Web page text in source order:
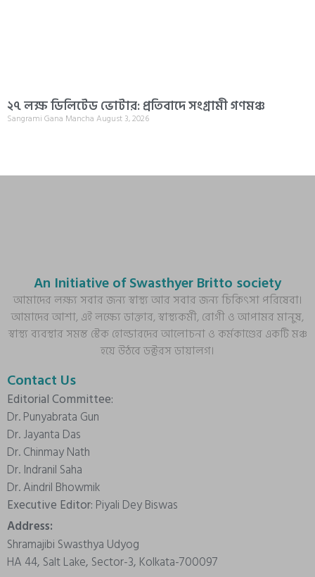
২৭ লক্ষ ডিলিটেড ভোটার: প্রতিবাদে সংগ্রামী গণমঞ্চ
Sangrami Gana Mancha August 3, 2026
An Initiative of Swasthyer Britto society
আমাদের লক্ষ্য সবার জন্য স্বাস্থ্য আর সবার জন্য চিকিৎসা পরিষেবা।
আমাদের আশা, এই লক্ষ্যে ডাক্তার, স্বাস্থ্যকর্মী, রোগী ও আপামর মানুষ,
স্বাস্থ্য ব্যবস্থার সমস্ত স্টেক হোল্ডারদের আলোচনা ও কর্মকাণ্ডের একটি মঞ্চ
হয়ে উঠবে ডক্টরস ডায়ালগ।
Contact Us
Editorial Committee:
Dr. Punyabrata Gun
Dr. Jayanta Das
Dr. Chinmay Nath
Dr. Indranil Saha
Dr. Aindril Bhowmik
Executive Editor: Piyali Dey Biswas
Address:
Shramajibi Swasthya Udyog
HA 44, Salt Lake, Sector-3, Kolkata-700097